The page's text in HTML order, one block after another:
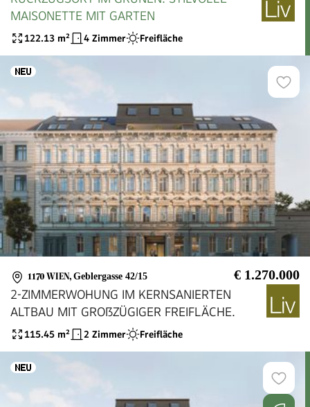
MAISONETTE MIT GARTEN
122.13 m² 4 Zimmer Freifläche
1170 WIEN, Geblergasse 42/15 € 1.270.000
2-ZIMMERWOHUNG IM KERNSANIERTEN
ALTBAU MIT GROßZÜGIGER FREIFLÄCHE.
115.45 m² 2 Zimmer Freifläche